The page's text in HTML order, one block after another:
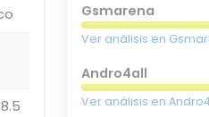
Gsmarena
Ver análisis en
Andro4all
Ver análisis en